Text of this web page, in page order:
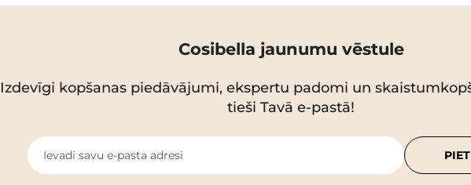
Cosibella jaunumu vēstule
Izdevīgi kopšanas piedāvājumi, ekspertu padomi un
tieši Tavā e-pastā!
Ievadi savu e-pasta adresi